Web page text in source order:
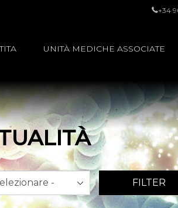
+34
UNITÀ MEDICHE ASSOCIATE
FILTER